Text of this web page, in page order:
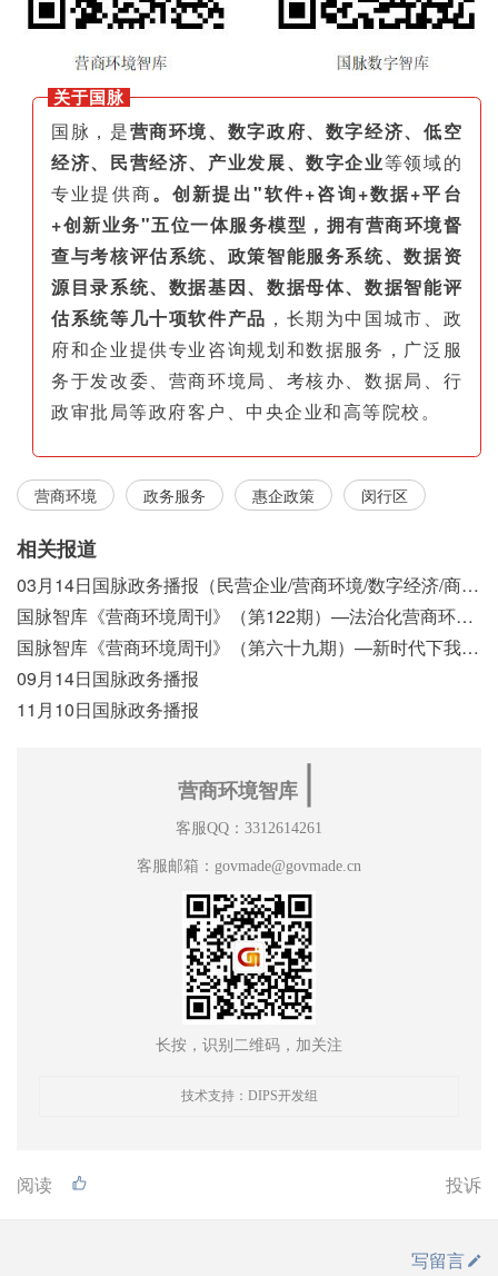
关于国脉
国脉，是营商环境、数字政府、数字经济、低空
经济、民营经济、产业发展、数字企业等领域的
专业提供商。创新提出"软件+咨询+数据+平台
+创新业务"五位一体服务模型，拥有营商环境督
查与考核评估系统、政策智能服务系统、数据资
源目录系统、数据基因、数据母体、数据智能评
估系统等几十项软件产品 ，长期为中国城市、政
府和企业提供专业咨询规划和数据服务，广泛服
务于发改委、营商环境局、考核办、数据局、行
政审批局等政府客户、中央企业和高等院校。
营商环境 政务服务 惠企政策 闵行区
相关报道
03月14日国脉政务播报（民营企业/营商环境/数字经济/商事制度改革）
国脉智库《营商环境周刊》（第122期）—法治化营商环境视域下我国行政执法公示制度浅析
国脉智库《营商环境周刊》（第六十九期）—新时代下我国营商环境标准体系构建初探
09月14日国脉政务播报
11月10日国脉政务播报
营商环境智库
客服QQ：3312614261
客服邮箱：govmade@govmade.cn
长按，识别二维码，加关注
技术支持：DIPS开发组
阅读 投诉
写留言